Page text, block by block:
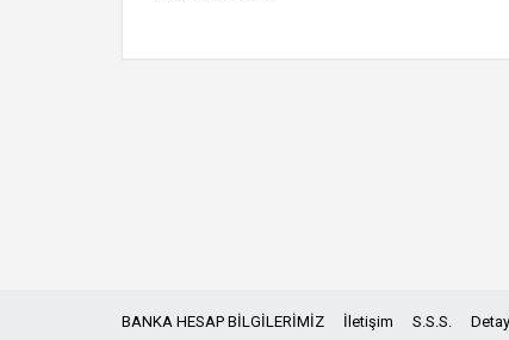
BANKA HESAP BİLGİLERİMİZ İletişim S.S.S.